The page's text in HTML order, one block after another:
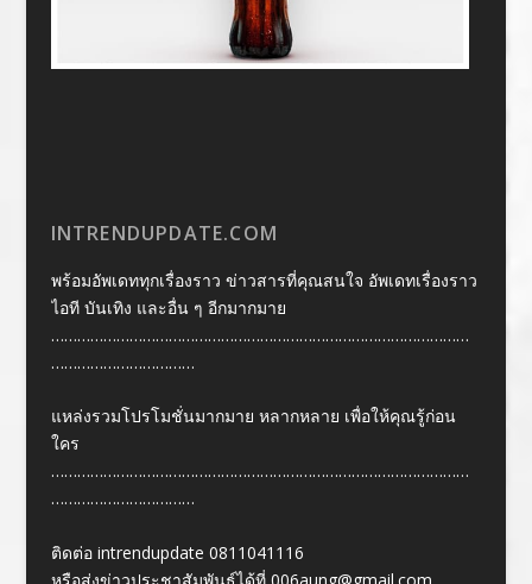
INTRENDUPDATE.COM
พร้อมอัพเดททุกเรื่องราว ข่าวสารที่คุณสนใจ อัพเดทเรื่องราว
ไอที บันเทิง และอื่น ๆ อีกมากมาย
……………………………………………………………………………………
……………………………
แหล่งรวมโปรโมชั่นมากมาย หลากหลาย เพื่อให้คุณรู้ก่อน
ใคร
……………………………………………………………………………………
……………………………
ติดต่อ intrendupdate 0811041116
หรือส่งข่าวประชาสัมพันธ์ได้ที่ 006aung@gmail.com